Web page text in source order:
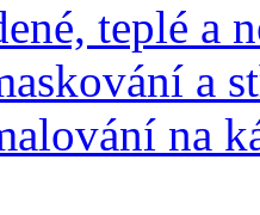
teplé a
a
na